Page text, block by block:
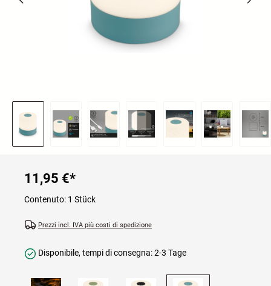
11,95 €*
Contenuto: 1 Stück
Prezzi incl. IVA più costi di spedizione
Disponibile, tempi di consegna: 2-3 Tage